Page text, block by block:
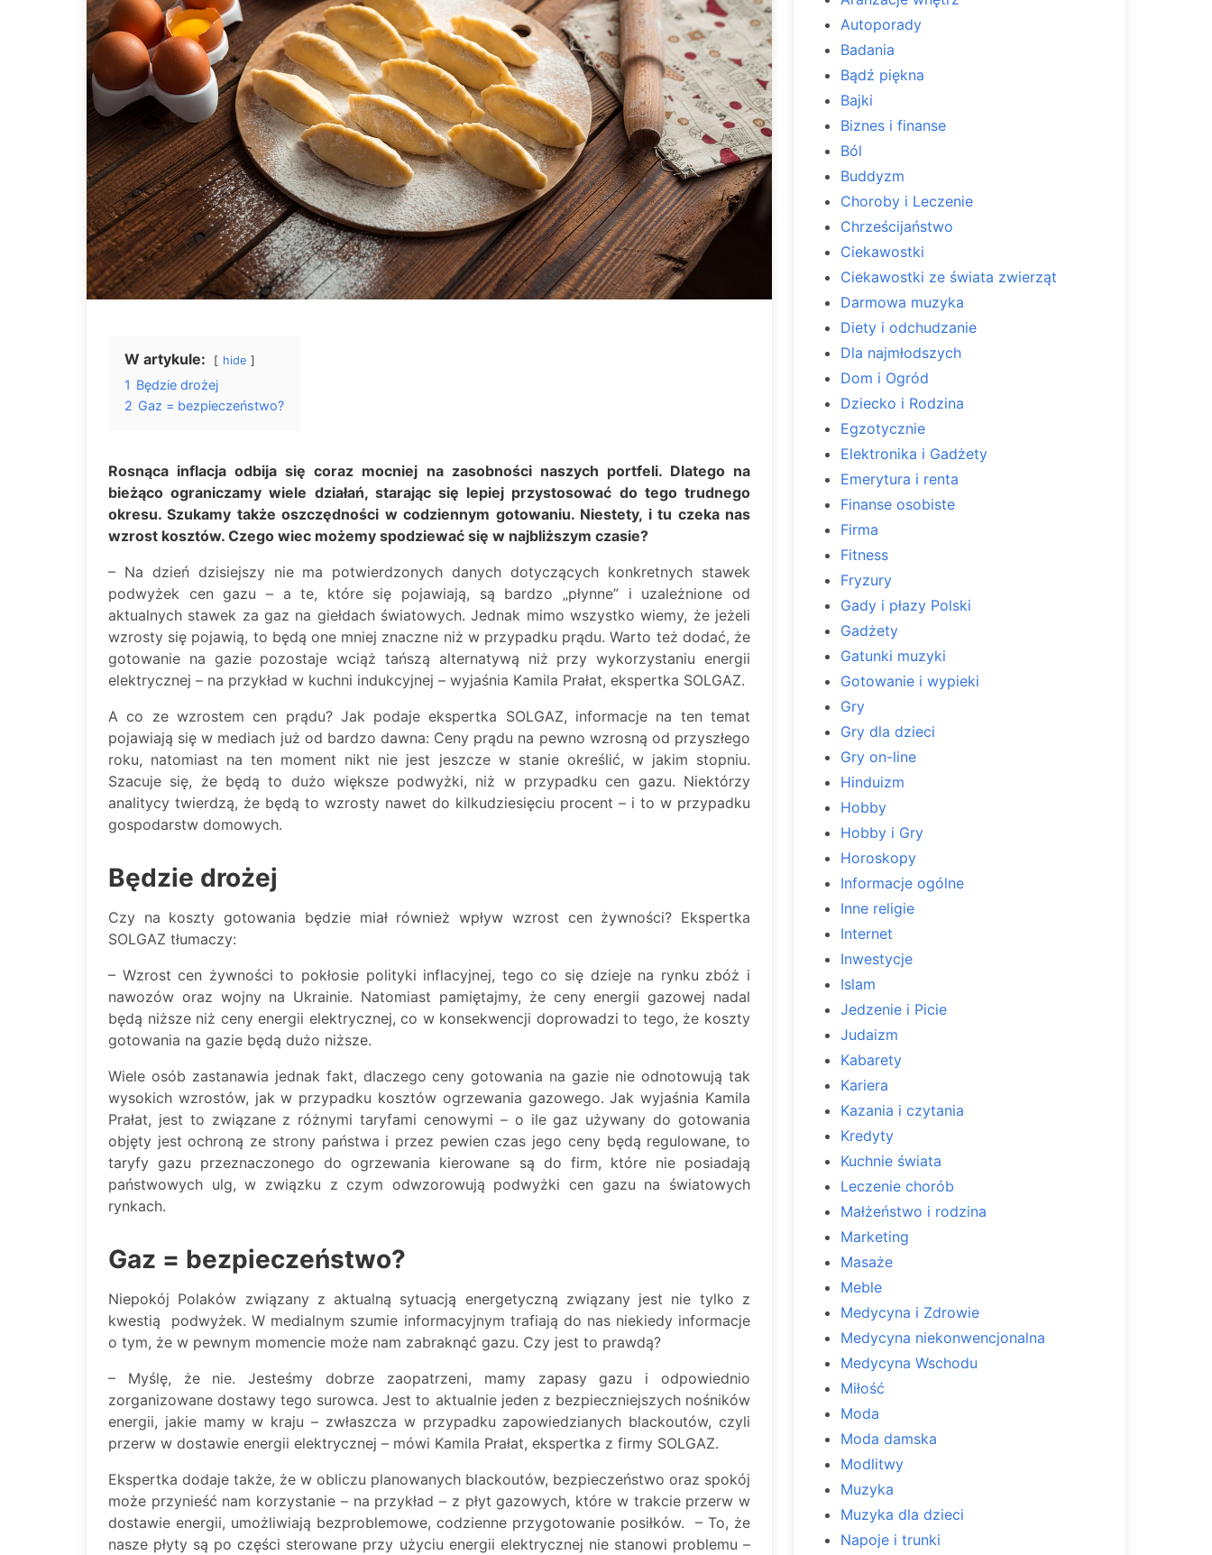
W artykule: hide
1 Będzie drożej
2 Gaz = bezpieczeństwo?
Rosnąca inflacja odbija się coraz mocniej na zasobności naszych portfeli. Dlatego na
bieżąco ograniczamy wiele działań, starając się lepiej przystosować do tego trudnego
okresu. Szukamy także oszczędności w codziennym gotowaniu. Niestety, i tu czeka nas
wzrost kosztów. Czego wiec możemy spodziewać się w najbliższym czasie?
– Na dzień dzisiejszy nie ma potwierdzonych danych dotyczących konkretnych stawek
podwyżek cen gazu – a te, które się pojawiają, są bardzo „płynne” i uzależnione od
aktualnych stawek za gaz na giełdach światowych. Jednak mimo wszystko wiemy, że jeżeli
wzrosty się pojawią, to będą one mniej znaczne niż w przypadku prądu. Warto też dodać, że
gotowanie na gazie pozostaje wciąż tańszą alternatywą niż przy wykorzystaniu energii
elektrycznej – na przykład w kuchni indukcyjnej – wyjaśnia Kamila Prałat, ekspertka SOLGAZ.
A co ze wzrostem cen prądu? Jak podaje ekspertka SOLGAZ, informacje na ten temat
pojawiają się w mediach już od bardzo dawna: Ceny prądu na pewno wzrosną od przyszłego
roku, natomiast na ten moment nikt nie jest jeszcze w stanie określić, w jakim stopniu.
Szacuje się, że będą to dużo większe podwyżki, niż w przypadku cen gazu. Niektórzy
analitycy twierdzą, że będą to wzrosty nawet do kilkudziesięciu procent – i to w przypadku
gospodarstw domowych.
Będzie drożej
Czy na koszty gotowania będzie miał również wpływ wzrost cen żywności? Ekspertka
SOLGAZ tłumaczy:
– Wzrost cen żywności to pokłosie polityki inflacyjnej, tego co się dzieje na rynku zbóż i
nawozów oraz wojny na Ukrainie. Natomiast pamiętajmy, że ceny energii gazowej nadal
będą niższe niż ceny energii elektrycznej, co w konsekwencji doprowadzi to tego, że koszty
gotowania na gazie będą dużo niższe.
Wiele osób zastanawia jednak fakt, dlaczego ceny gotowania na gazie nie odnotowują tak
wysokich wzrostów, jak w przypadku kosztów ogrzewania gazowego. Jak wyjaśnia Kamila
Prałat, jest to związane z różnymi taryfami cenowymi – o ile gaz używany do gotowania
objęty jest ochroną ze strony państwa i przez pewien czas jego ceny będą regulowane, to
taryfy gazu przeznaczonego do ogrzewania kierowane są do firm, które nie posiadają
państwowych ulg, w związku z czym odwzorowują podwyżki cen gazu na światowych
rynkach.
Gaz = bezpieczeństwo?
Niepokój Polaków związany z aktualną sytuacją energetyczną związany jest nie tylko z
kwestią podwyżek. W medialnym szumie informacyjnym trafiają do nas niekiedy informacje
o tym, że w pewnym momencie może nam zabraknąć gazu. Czy jest to prawdą?
– Myślę, że nie. Jesteśmy dobrze zaopatrzeni, mamy zapasy gazu i odpowiednio
zorganizowane dostawy tego surowca. Jest to aktualnie jeden z bezpieczniejszych nośników
energii, jakie mamy w kraju – zwłaszcza w przypadku zapowiedzianych blackoutów, czyli
przerw w dostawie energii elektrycznej – mówi Kamila Prałat, ekspertka z firmy SOLGAZ.
Ekspertka dodaje także, że w obliczu planowanych blackoutów, bezpieczeństwo oraz spokój
może przynieść nam korzystanie – na przykład – z płyt gazowych, które w trakcie przerw w
dostawie energii, umożliwiają bezproblemowe, codzienne przygotowanie posiłków. – To, że
nasze płyty są po części sterowane przy użyciu energii elektrycznej nie stanowi problemu –
Autoporady
Badania
Bądź piękna
Bajki
Biznes i finanse
Ból
Buddyzm
Choroby i Leczenie
Chrześcijaństwo
Ciekawostki
Ciekawostki ze świata zwierząt
Darmowa muzyka
Diety i odchudzanie
Dla najmłodszych
Dom i Ogród
Dziecko i Rodzina
Egzotycznie
Elektronika i Gadżety
Emerytura i renta
Finanse osobiste
Firma
Fitness
Fryzury
Gady i płazy Polski
Gadżety
Gatunki muzyki
Gotowanie i wypieki
Gry
Gry dla dzieci
Gry on-line
Hinduizm
Hobby
Hobby i Gry
Horoskopy
Informacje ogólne
Inne religie
Internet
Inwestycje
Islam
Jedzenie i Picie
Judaizm
Kabarety
Kariera
Kazania i czytania
Kredyty
Kuchnie świata
Leczenie chorób
Małżeństwo i rodzina
Marketing
Masaże
Meble
Medycyna i Zdrowie
Medycyna niekonwencjonalna
Medycyna Wschodu
Miłość
Moda
Moda damska
Modlitwy
Muzyka
Muzyka dla dzieci
Napoje i trunki